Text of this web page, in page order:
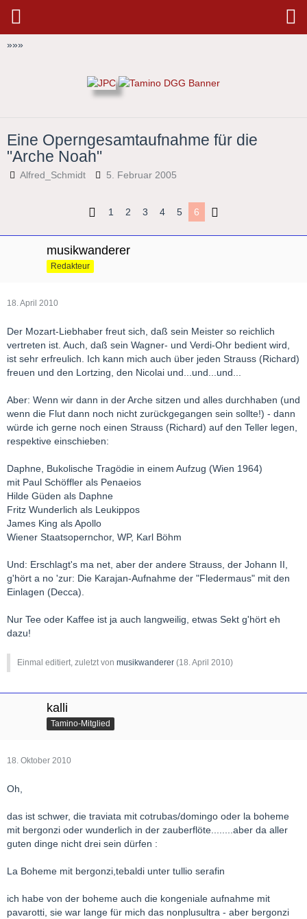
»»»
Eine Operngesamtaufnahme für die
"Arche Noah"
Alfred_Schmidt 5. Februar 2005
1 2 3 4 5 6
musikwanderer
Redakteur
18. April 2010
Der Mozart-Liebhaber freut sich, daß sein Meister so reichlich
vertreten ist. Auch, daß sein Wagner- und Verdi-Ohr bedient wird,
ist sehr erfreulich. Ich kann mich auch über jeden Strauss (Richard)
freuen und den Lortzing, den Nicolai und...und...und...
Aber: Wenn wir dann in der Arche sitzen und alles durchhaben (und
wenn die Flut dann noch nicht zurückgegangen sein sollte!) - dann
würde ich gerne noch einen Strauss (Richard) auf den Teller legen,
respektive einschieben:
Daphne, Bukolische Tragödie in einem Aufzug (Wien 1964)
mit Paul Schöffler als Penaeios
Hilde Güden als Daphne
Fritz Wunderlich als Leukippos
James King als Apollo
Wiener Staatsopernchor, WP, Karl Böhm
Und: Erschlagt's ma net, aber der andere Strauss, der Johann II,
g'hört a no 'zur: Die Karajan-Aufnahme der "Fledermaus" mit den
Einlagen (Decca).
Nur Tee oder Kaffee ist ja auch langweilig, etwas Sekt g'hört eh
dazu!
Einmal editiert, zuletzt von musikwanderer (18. April 2010)
kalli
Tamino-Mitglied
18. Oktober 2010
Oh,
das ist schwer, die traviata mit cotrubas/domingo oder la boheme
mit bergonzi oder wunderlich in der zauberflöte........aber da aller
guten dinge nicht drei sein dürfen :
La Boheme mit bergonzi,tebaldi unter tullio serafin
ich habe von der boheme auch die kongeniale aufnahme mit
pavarotti, sie war lange für mich das nonplusultra - aber bergonzi